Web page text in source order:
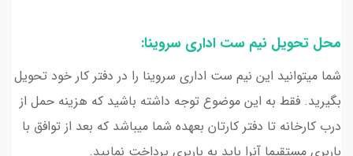
محل تحویل نیم ست اداری سروینا:
شما میتوانید این نیم ست اداری سروینا را در دفتر کار خود تحویل
بگیرید. فقط به این موضوع توجه داشته باشید که هزینه حمل از
درب کارخانه تا دفتر کارتان بعهده شما میباشد که بعد از توافق با
باربری مستقیما آنرا باید به باربری پرداخت نمایید.